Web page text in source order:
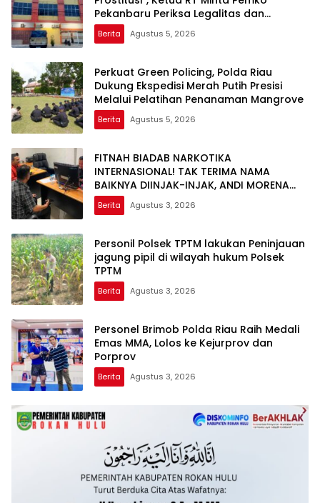
Pekanbaru Periksa Legalitas dan
Aktivitas Z Homestay di Jalan Tanjung
Datuk
Berita Agustus 5, 2026
Perkuat Green Policing, Polda Riau
Dukung Ekspedisi Merah Putih Presisi
Melalui Pelatihan Penanaman Mangrove
Berita Agustus 5, 2026
FITNAH BIADAB NARKOTIKA
INTERNASIONAL! TAK TERIMA NAMA
BAIKNYA DIINJAK-INJAK, ANDI MORENA
DECLARE WAR: SIAP Bantai DAN SERET
AKUN PEMBUNUH KARAKTER KE PENJARA
Berita Agustus 3, 2026
Personil Polsek TPTM lakukan Peninjauan
jagung pipil di wilayah hukum Polsek
TPTM
Berita Agustus 3, 2026
Personel Brimob Polda Riau Raih Medali
Emas MMA, Lolos ke Kejurprov dan
Porprov
Berita Agustus 3, 2026